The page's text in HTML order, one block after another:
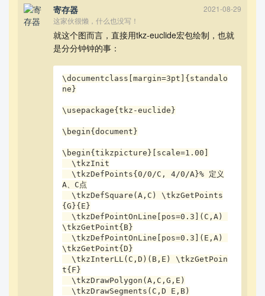
寄存器
2021-08-29
这家伙很懒，什么也没写！
就这个图而言，直接用tkz-euclide宏包绘制，也就
是分分钟钟的事：
\documentclass[margin=3pt]{standalo
ne}
\usepackage{tkz-euclide}
\begin{document}
\begin{tikzpicture}[scale=1.00]
  \tkzInit
  \tkzDefPoints{0/0/C, 4/0/A}% 定义
A、C点
  \tkzDefSquare(A,C) \tkzGetPoints
{G}{E}
  \tkzDefPointOnLine[pos=0.3](C,A)
\tkzGetPoint{B}
  \tkzDefPointOnLine[pos=0.3](E,A)
\tkzGetPoint{D}
  \tkzInterLL(C,D)(B,E) \tkzGetPoin
t{F}
  \tkzDrawPolygon(A,C,G,E)
  \tkzDrawSegments(C,D E,B)